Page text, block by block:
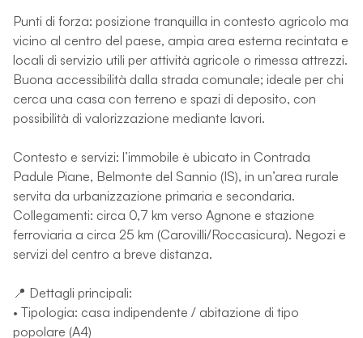
Punti di forza: posizione tranquilla in contesto agricolo ma
vicino al centro del paese, ampia area esterna recintata e
locali di servizio utili per attività agricole o rimessa attrezzi.
Buona accessibilità dalla strada comunale; ideale per chi
cerca una casa con terreno e spazi di deposito, con
possibilità di valorizzazione mediante lavori.
Contesto e servizi: l’immobile è ubicato in Contrada
Padule Piane, Belmonte del Sannio (IS), in un’area rurale
servita da urbanizzazione primaria e secondaria.
Collegamenti: circa 0,7 km verso Agnone e stazione
ferroviaria a circa 25 km (Carovilli/Roccasicura). Negozi e
servizi del centro a breve distanza.
📍 Dettagli principali:
• Tipologia: casa indipendente / abitazione di tipo
popolare (A4)